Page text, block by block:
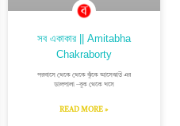
সব একাকার || Amitabha
Chakraborty
পরবাসে থেকে থেকে ঝুঁকে আসেঝাউ এর
ডালপালা –বুক থেকে খসে
READ MORE »